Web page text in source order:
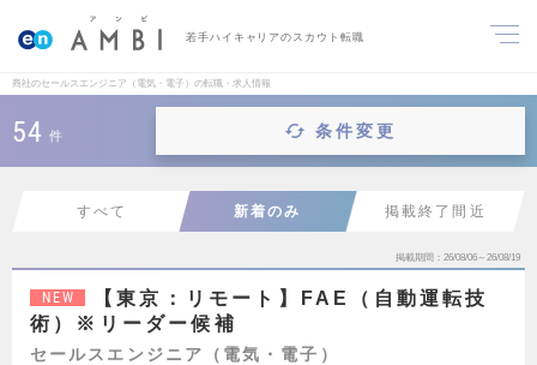
若手ハイキャリアのスカウト転職
商社のセールスエンジニア（電気・電子）の転職・求人情報
54 件 条件変更
すべて 新着のみ 掲載終了間近
掲載期間 26/08/06～26/08/19
NEW
【東京：リモート】FAE（自動運転技
術）※リーダー候補
セールスエンジニア（電気・電子）